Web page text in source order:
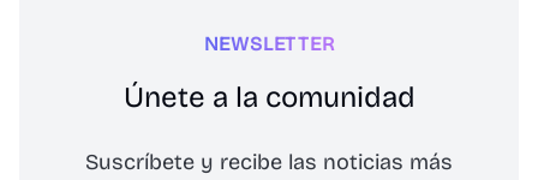
NEWSLETTER
Únete a la comunidad
Suscríbete y recibe las noticias más